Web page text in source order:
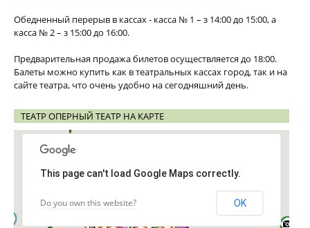
Обедненный перерыв в кассах - касса № 1 – з 14:00 до 15:00, а
касса № 2 – з 15:00 до 16:00.
Предварительная продажа билетов осуществляется до 18:00.
Балеты можно купить как в театральных кассах город, так и на
сайте театра, что очень удобно на сегодняшний день.
ТЕАТР ОПЕРНЫЙ ТЕАТР НА КАРТЕ
This page can't load Google Maps correctly.
Do you own this website? OK